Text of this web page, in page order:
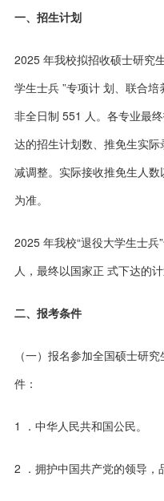
一、招生计划
2025 年我校拟招收硕士研究
学生士兵 ”专项计 划、联合培
非全日制 551 人。各专业最
达的招生计划数、推免生实
减调整。实际接收推免生人
为准。
2025 年我校“退役大学生士
人，最终以国家正 式下达的计
二、报考条件
（一）报名参加全国硕士研
件：
1 ．中华人民共和国公民。
2 ．拥护中国共产党的领导，